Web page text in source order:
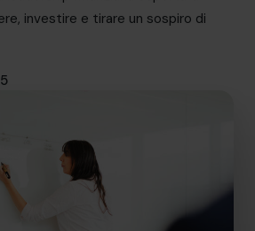
investire e tirare un sospiro di